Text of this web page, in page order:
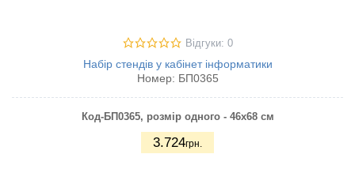
Відгуки: 0
Набір стендів у кабінет інформатики
Номер: БП0365
Код-БП0365, розмір одного - 46х68 см
3.724грн.